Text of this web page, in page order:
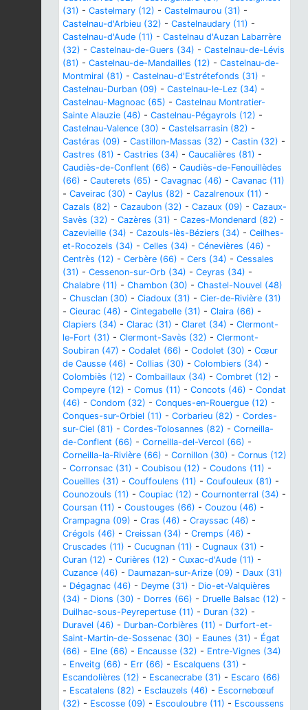
(31) - Castelmary (12) - Castelmaurou (31) -
Castelnau-d'Arbieu (32) - Castelnaudary (11) -
Castelnau-d'Aude (11) - Castelnau d'Auzan Labarrère
(32) - Castelnau-de-Guers (34) - Castelnau-de-Lévis
(81) - Castelnau-de-Mandailles (12) - Castelnau-de-
Montmiral (81) - Castelnau-d'Estrétefonds (31) -
Castelnau-Durban (09) - Castelnau-le-Lez (34) -
Castelnau-Magnoac (65) - Castelnau Montratier-
Sainte Alauzie (46) - Castelnau-Pégayrols (12) -
Castelnau-Valence (30) - Castelsarrasin (82) -
Castéras (09) - Castillon-Massas (32) - Castin (32) -
Castres (81) - Castries (34) - Caucalières (81) -
Caudiès-de-Conflent (66) - Caudiès-de-Fenouillèdes
(66) - Cauterets (65) - Cavagnac (46) - Cavanac (11)
- Caveirac (30) - Caylus (82) - Cazalrenoux (11) -
Cazals (82) - Cazaubon (32) - Cazaux (09) - Cazaux-
Savès (32) - Cazères (31) - Cazes-Mondenard (82) -
Cazevieille (34) - Cazouls-lès-Béziers (34) - Ceilhes-
et-Rocozels (34) - Celles (34) - Cénevières (46) -
Centrès (12) - Cerbère (66) - Cers (34) - Cessales
(31) - Cessenon-sur-Orb (34) - Ceyras (34) -
Chalabre (11) - Chambon (30) - Chastel-Nouvel (48)
- Chusclan (30) - Ciadoux (31) - Cier-de-Rivière (31)
- Cieurac (46) - Cintegabelle (31) - Claira (66) -
Clapiers (34) - Clarac (31) - Claret (34) - Clermont-
le-Fort (31) - Clermont-Savès (32) - Clermont-
Soubiran (47) - Codalet (66) - Codolet (30) - Cœur
de Causse (46) - Collias (30) - Colombiers (34) -
Colombiès (12) - Combaillaux (34) - Combret (12) -
Compeyre (12) - Comus (11) - Concots (46) - Condat
(46) - Condom (32) - Conques-en-Rouergue (12) -
Conques-sur-Orbiel (11) - Corbarieu (82) - Cordes-
sur-Ciel (81) - Cordes-Tolosannes (82) - Corneilla-
de-Conflent (66) - Corneilla-del-Vercol (66) -
Corneilla-la-Rivière (66) - Cornillon (30) - Cornus (12)
- Corronsac (31) - Coubisou (12) - Coudons (11) -
Coueilles (31) - Couffoulens (11) - Coufouleux (81) -
Counozouls (11) - Coupiac (12) - Cournonterral (34) -
Coursan (11) - Coustouges (66) - Couzou (46) -
Crampagna (09) - Cras (46) - Crayssac (46) -
Crégols (46) - Creissan (34) - Cremps (46) -
Cruscades (11) - Cucugnan (11) - Cugnaux (31) -
Curan (12) - Curières (12) - Cuxac-d'Aude (11) -
Cuzance (46) - Daumazan-sur-Arize (09) - Daux (31)
- Dégagnac (46) - Deyme (31) - Dio-et-Valquières
(34) - Dions (30) - Dorres (66) - Druelle Balsac (12) -
Duilhac-sous-Peyrepertuse (11) - Duran (32) -
Duravel (46) - Durban-Corbières (11) - Durfort-et-
Saint-Martin-de-Sossenac (30) - Eaunes (31) - Égat
(66) - Elne (66) - Encausse (32) - Entre-Vignes (34)
- Enveitg (66) - Err (66) - Escalquens (31) -
Escandolières (12) - Escanecrabe (31) - Escaro (66)
- Escatalens (82) - Esclauzels (46) - Escornebœuf
(32) - Escosse (09) - Escouloubre (11) - Escoussens